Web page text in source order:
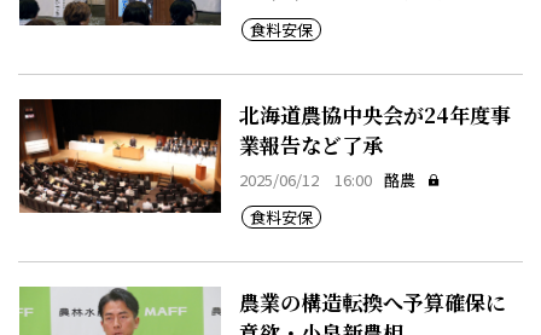
食料安保
北海道農協中央会が24年度事
業報告など了承
2025/06/12 16:00 酪農
食料安保
農業の構造転換へ予算確保に